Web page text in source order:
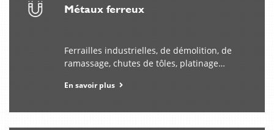
Métaux ferreux
Ferrailles industrielles, de démolition, de
ramassage, chutes de tôles, platinage…
En savoir plus